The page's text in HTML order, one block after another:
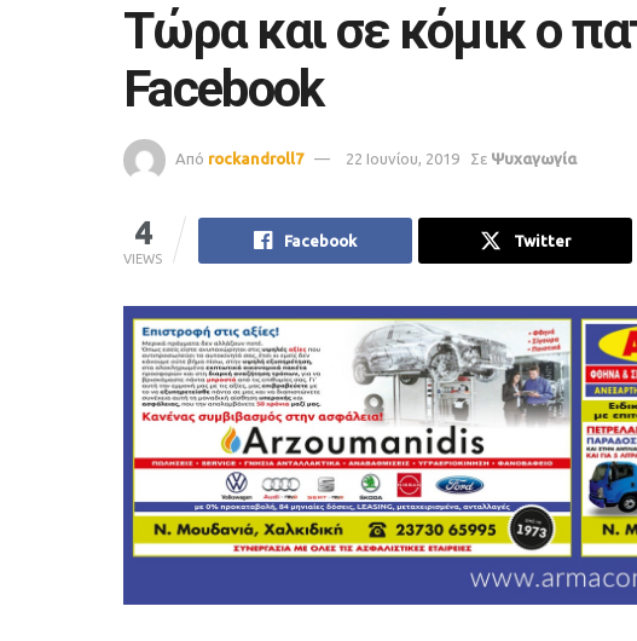
Τώρα και σε κόμικ ο
Facebook
Από rockandroll7 22 Ιουνίου, 2019 Σε Ψυχαγωγία
4
VIEWS
Facebook Twitter